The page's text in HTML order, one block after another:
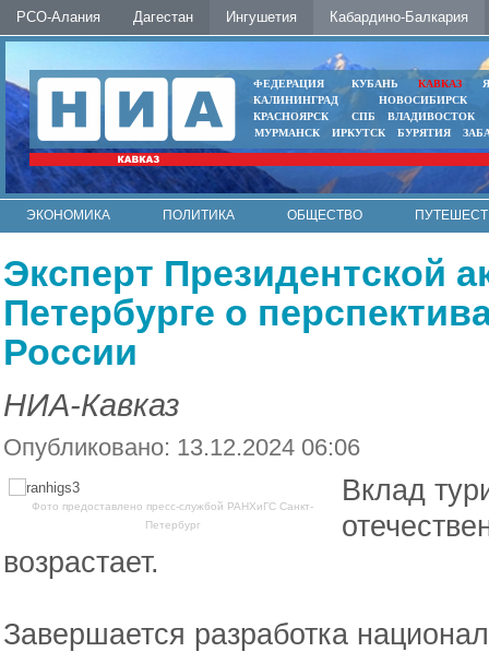
РСО-Алания Дагестан Ингушетия Кабардино-Балкария
ФЕДЕРАЦИЯ КУБАНЬ КАВКАЗ
КАЛИНИНГРАД
НОВОСИБИРСК
КРАСНОЯРСК
СПБ
ВЛАДИВОСТОК
МУРМАНСК
ИРКУТСК БУРЯТИЯ
ЭКОНОМИКА ПОЛИТИКА ОБЩЕСТВО
Эксперт Президентской
Петербурге о
России
НИА-Кавказ
Опубликовано: 13.12.2024 06:06
Фото предоставлено пресс-службой РАНХиГС Санкт-
Петербург
Вклад
возрастает.
Завершается разработка